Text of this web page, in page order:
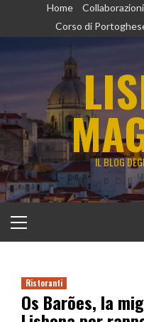
Home Collaborazioni
Corso di
IL BLOG
principale
Ristoranti
Os Barões, la